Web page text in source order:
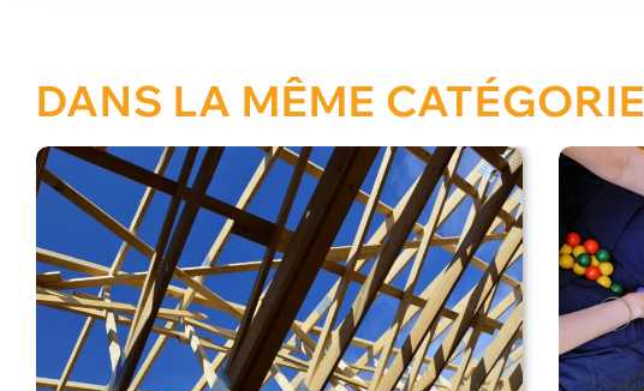
DANS LA MÊME CATÉGORIE